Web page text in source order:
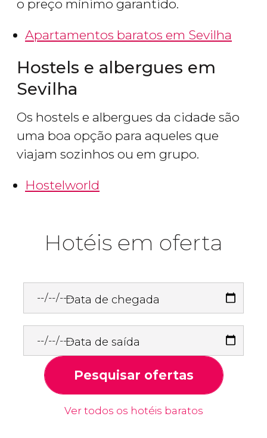
o preço mínimo garantido.
Apartamentos baratos em Sevilha
Hostels e albergues em
Sevilha
Os hostels e albergues da cidade são
uma boa opção para aqueles que
viajam sozinhos ou em grupo.
Hostelworld
Hotéis em oferta
Data de chegada
Data de saída
Pesquisar ofertas
Ver todos os hotéis baratos